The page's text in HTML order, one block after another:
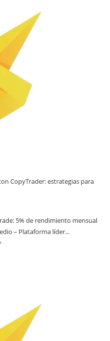
CopyTrader: estrategias para
5% de rendimiento mensual
– Plataforma líder...